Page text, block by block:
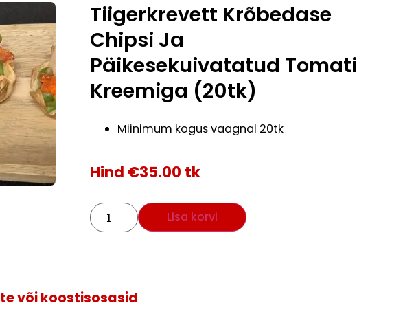
Tiigerkrevett Krõbedase
Chipsi Ja
Päikesekuivatatud Tomati
Kreemiga (20tk)
Miinimum kogus vaagnal 20tk
Hind €35.00 tk
Lisa korvi
või koostisosasid